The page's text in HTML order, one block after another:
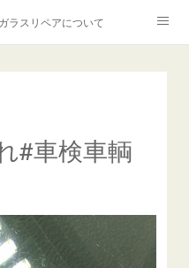
ガラスリペアについて
取り・研磨・磨き
ト『アクアペル』
格の理由について
ガラスリペア施工価格
#車検車輌